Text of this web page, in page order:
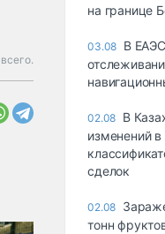
на границе
03.08 В
02.08 В
изменений
сделок
02.08
тонн